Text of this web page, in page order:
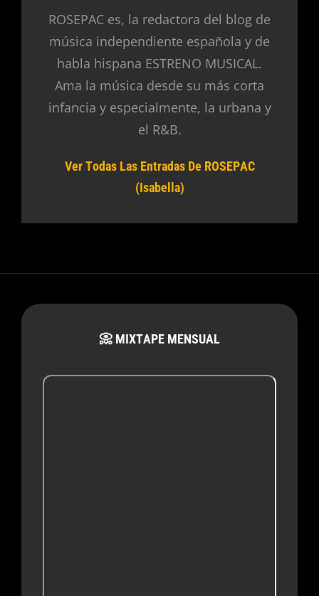
ROSEPAC es, la redactora del blog de
música independiente española y de
habla hispana ESTRENO MUSICAL.
Ama la música desde su más corta
infancia y especialmente, la urbana y
el R&B.
Ver Todas Las Entradas De ROSEPAC
(Isabella)
📀 MIXTAPE MENSUAL